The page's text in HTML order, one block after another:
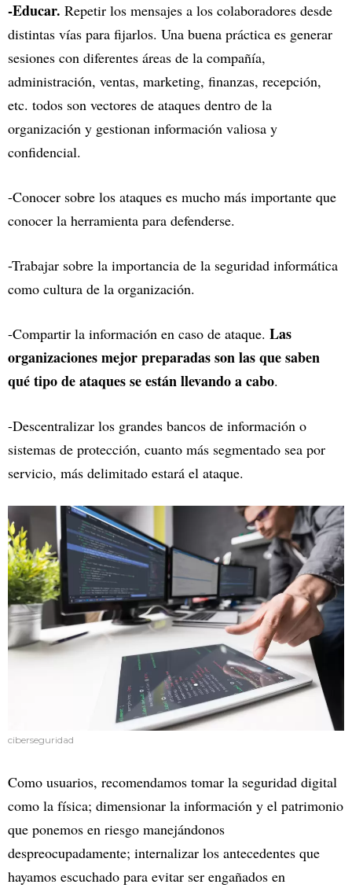
-Educar. Repetir los mensajes a los colaboradores desde
distintas vías para fijarlos. Una buena práctica es generar
sesiones con diferentes áreas de la compañía,
administración, ventas, marketing, finanzas, recepción,
etc. todos son vectores de ataques dentro de la
organización y gestionan información valiosa y
confidencial.
-Conocer sobre los ataques es mucho más importante que
conocer la herramienta para defenderse.
-Trabajar sobre la importancia de la seguridad informática
como cultura de la organización.
-Compartir la información en caso de ataque. Las
organizaciones mejor preparadas son las que saben
qué tipo de ataques se están llevando a cabo.
-Descentralizar los grandes bancos de información o
sistemas de protección, cuanto más segmentado sea por
servicio, más delimitado estará el ataque.
ciberseguridad
Como usuarios, recomendamos tomar la seguridad digital
como la física; dimensionar la información y el patrimonio
que ponemos en riesgo manejándonos
despreocupadamente; internalizar los antecedentes que
hayamos escuchado para evitar ser engañados en